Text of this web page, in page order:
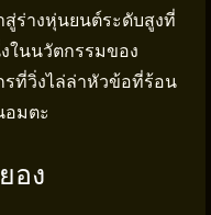
ร่างหุ่นยนต์ระดับสูงที่
ในนวัตกรรมของ
รที่วิ่งไล่ล่าหัวข้อที่ร้อน
อมตะ
อง